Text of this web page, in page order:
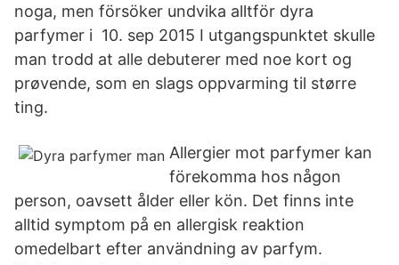
noga, men försöker undvika alltför dyra
parfymer i 10. sep 2015 I utgangspunktet skulle
man trodd at alle debuterer med noe kort og
prøvende, som en slags oppvarming til større
ting.
Allergier mot parfymer kan
förekomma hos någon
person, oavsett ålder eller kön. Det finns inte
alltid symptom på en allergisk reaktion
omedelbart efter användning av parfym.